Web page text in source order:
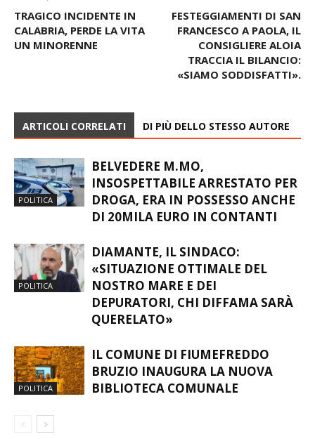
TRAGICO INCIDENTE IN
CALABRIA, PERDE LA VITA
UN MINORENNE
FESTEGGIAMENTI DI SAN
FRANCESCO A PAOLA, IL
CONSIGLIERE ALOIA
TRACCIA IL BILANCIO:
«SIAMO SODDISFATTI».
ARTICOLI CORRELATI DI PIÙ DELLO STESSO AUTORE
POLITICA
BELVEDERE M.MO,
INSOSPETTABILE ARRESTATO PER
DROGA, ERA IN POSSESSO ANCHE
DI 20MILA EURO IN CONTANTI
POLITICA
DIAMANTE, IL SINDACO:
«SITUAZIONE OTTIMALE DEL
NOSTRO MARE E DEI
DEPURATORI, CHI DIFFAMA SARÀ
QUERELATO»
POLITICA
IL COMUNE DI FIUMEFREDDO
BRUZIO INAUGURA LA NUOVA
BIBLIOTECA COMUNALE